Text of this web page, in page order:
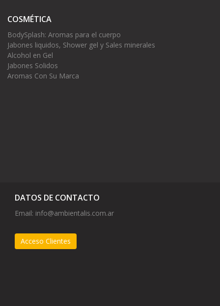
COSMÉTICA
BodySplash: Aromas para el cuerpo
Jabones liquidos, Shower gel y Sales minerales
Alcohol en Gel
Jabones Solidos
Aromas Con Su Marca
DATOS DE CONTACTO
Email: info@ambientalis.com.ar
Acceso Clientes